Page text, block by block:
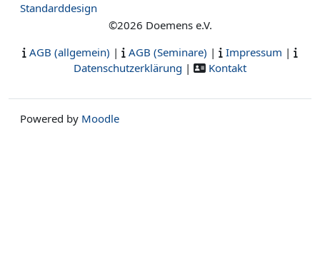
Standarddesign
©2026 Doemens e.V.
AGB (allgemein) | AGB (Seminare) | Impressum |
Datenschutzerklärung | Kontakt
Powered by Moodle